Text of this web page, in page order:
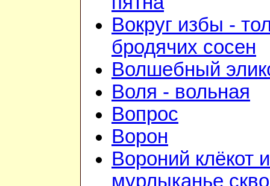
Вокруг избы -
бродячих сосен
Волшебный
Воля - вольная
Вопрос
Ворон
Вороний клёкот и
мурлыканье